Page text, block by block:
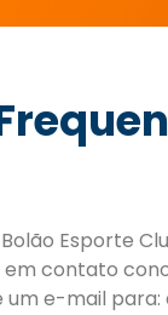
Esporte
contato
um e-mail